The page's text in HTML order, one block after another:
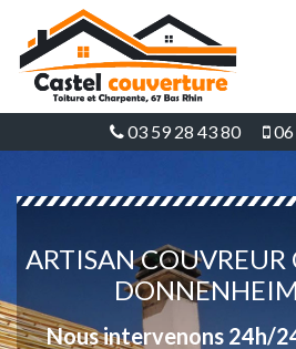
03 59 28 43 80 06
ARTISAN COUVREUR
Nous intervenons 24h/